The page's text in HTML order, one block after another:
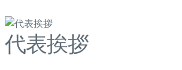
代表挨拶